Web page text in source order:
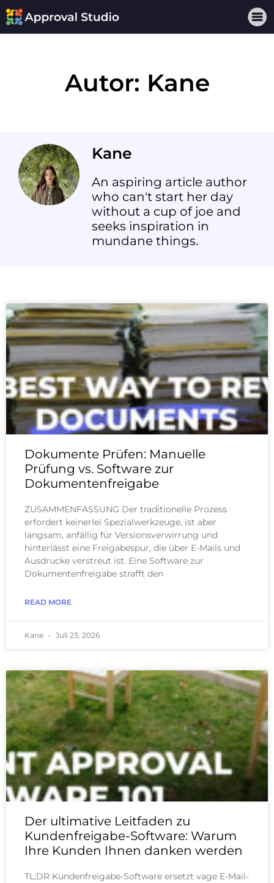
Autor: Kane
Kane
An aspiring article author
who can't start her day
without a cup of joe and
seeks inspiration in
mundane things.
Dokumente Prüfen: Manuelle
Prüfung vs. Software zur
Dokumentenfreigabe
ZUSAMMENFASSUNG Der traditionelle Prozess
erfordert keinerlei Spezialwerkzeuge, ist aber
langsam, anfällig für Versionsverwirrung und
hinterlässt eine Freigabespur, die über E-Mails und
Ausdrucke verstreut ist. Eine Software zur
Dokumentenfreigabe strafft den
READ MORE
Kane Juli 23, 2026
Der ultimative Leitfaden zu
Kundenfreigabe-Software: Warum
Ihre Kunden Ihnen danken werden
TL;DR Kundenfreigabe-Software ersetzt vage E-Mail-